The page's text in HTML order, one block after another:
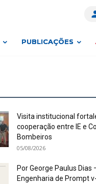
PUBLICAÇÕES
Visita institucional
cooperação entre IE e
Bombeiros
05/08/2026
Por George Paulus Dias
Engenharia de Prompt